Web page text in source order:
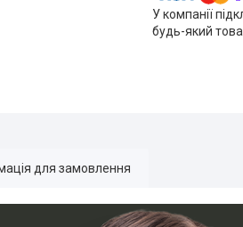
У компанії
будь-який
для замовлення